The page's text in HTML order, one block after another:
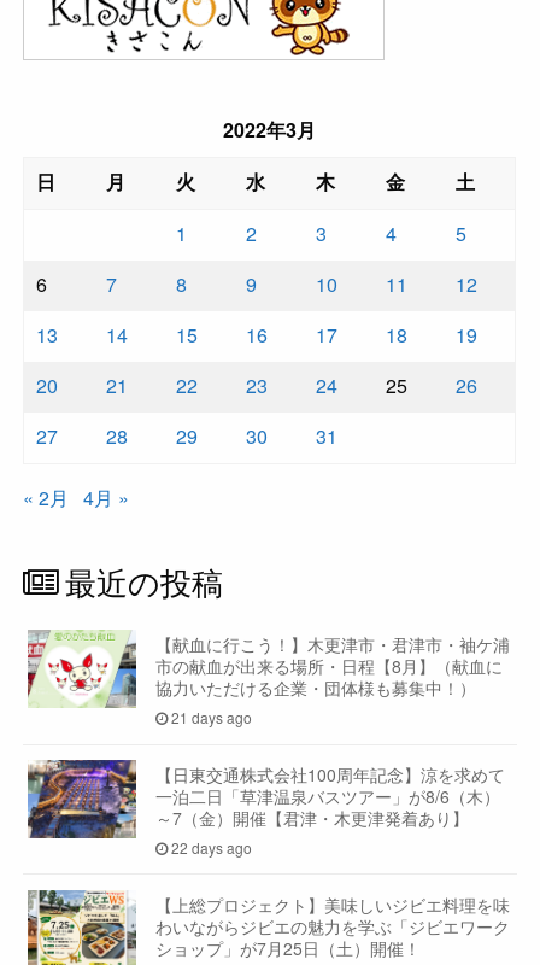
2022年3月
日
月 火 水 木 金
土
1
2 3 4
5
6
7 8 9 10 11
12
13
14 15 16 17 18
19
20
21 22 23 24 25
26
27
28 29 30 31
« 2月 4月 »
最近の投稿
【献血に行こう！】木更津市・君津市・袖ケ浦
市の献血が出来る場所・日程【8月】（献血に
協力いただける企業・団体様も募集中！）
21 days ago
【日東交通株式会社100周年記念】涼を求めて
一泊二日「草津温泉バスツアー」が8/6（木）
～7（金）開催【君津・木更津発着あり】
22 days ago
【上総プロジェクト】美味しいジビエ料理を味
わいながらジビエの魅力を学ぶ「ジビエワーク
ショップ」が7月25日（土）開催！